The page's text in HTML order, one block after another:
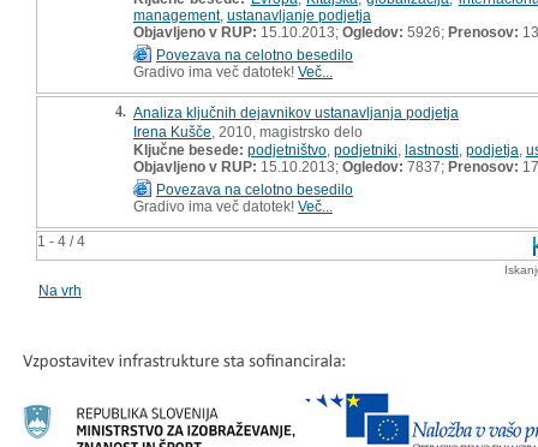
1 - 4 / 4
management, ustanavljanje podjetja
Objavljeno v RUP: 15.10.2013; Ogledov: 5926; Prenosov:
Povezava na celotno besedilo
Gradivo ima več datotek! Več...
4. Analiza ključnih dejavnikov ustanavljanja podjetja
Irena Kušče , 2010, magistrsko delo
Ključne besede: podjetništvo podjetniki lastnosti podjetja
Objavljeno v RUP: 15.10.2013; Ogledov: 7837; Prenosov:
Povezava na celotno besedilo
Gradivo ima več datotek! Več...
Na vrh